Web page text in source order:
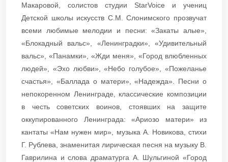
Макаровой, солистов студии StarVoice и учениц
Детской школы искусств С.М. Слонимского прозвучат
всеми любимые мелодии и песни: «Закаты алые»,
«Блокадный вальс», «Ленинградки», «Удивительный
вальс», «Панамки», «Жди меня», «Город влюбленных
людей», «Эхо любви», «Небо голубое», «Пожеланье
счастья», «Баллада о матери», «Надежда». Песни о
непокоренном Ленинграде, классические композиции
в честь советских воинов, стоявших на защите
оккупированного Ленинграда: «Ариозо матери» из
кантаты «Нам нужен мир», музыка А. Новикова, стихи
Г. Рублева, знаменитая лирическая песня на музыку В.
Гаврилина и слова драматурга А. Шульгиной «Город